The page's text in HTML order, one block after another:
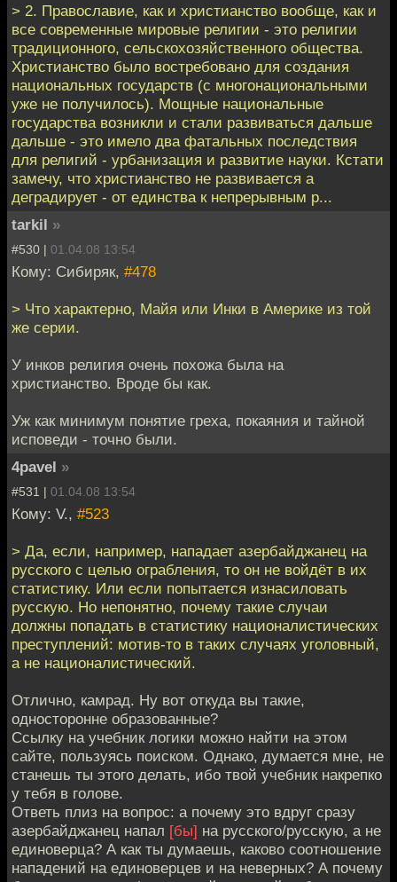
> 2. Православие, как и христианство вообще, как и
все современные мировые религии - это религии
традиционного, сельскохозяйственного общества.
Христианство было востребовано для создания
национальных государств (с многонациональными
уже не получилось). Мощные национальные
государства возникли и стали развиваться дальше
дальше - это имело два фатальных последствия
для религий - урбанизация и развитие науки. Кстати
замечу, что христианство не развивается а
деградирует - от единства к непрерывным р...
tarkil »
#530 | 01.04.08 13:54
Кому: Сибиряк, #478
> Что характерно, Майя или Инки в Америке из той
же серии.
У инков религия очень похожа была на
христианство. Вроде бы как.
Уж как минимум понятие греха, покаяния и тайной
исповеди - точно были.
4pavel »
#531 | 01.04.08 13:54
Кому: V., #523
> Да, если, например, нападает азербайджанец на
русского с целью ограбления, то он не войдёт в их
статистику. Или если попытается изнасиловать
русскую. Но непонятно, почему такие случаи
должны попадать в статистику националистических
преступлений: мотив-то в таких случаях уголовный,
а не националистический.
Отлично, камрад. Ну вот откуда вы такие,
односторонне образованные?
Ссылку на учебник логики можно найти на этом
сайте, пользуясь поиском. Однако, думается мне, не
станешь ты этого делать, ибо твой учебник накрепко
у тебя в голове.
Ответь плиз на вопрос: а почему это вдруг сразу
азербайджанец напал [бы] на русского/русскую, а не
единоверца? А как ты думаешь, каково соотношение
нападений на единоверцев и на неверных? А почему